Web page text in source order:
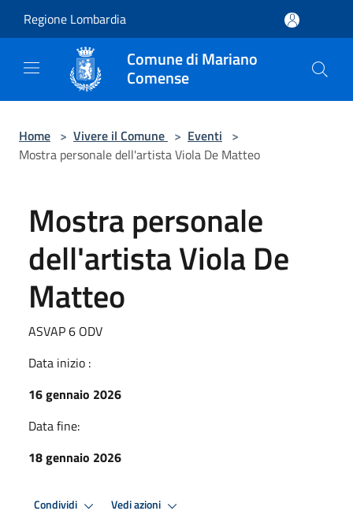
Regione Lombardia
Comune di Mariano
Comense
Home > Vivere il Comune > Eventi >
Mostra personale dell'artista Viola De Matteo
Mostra personale
dell'artista Viola De
Matteo
ASVAP 6 ODV
Data inizio :
16 gennaio 2026
Data fine:
18 gennaio 2026
Condividi Vedi azioni